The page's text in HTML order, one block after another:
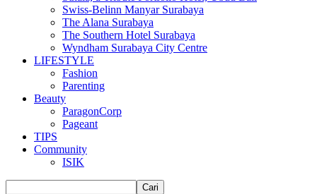
Swiss-Belinn Manyar Surabaya
The Alana Surabaya
The Southern Hotel Surabaya
Wyndham Surabaya City Centre
LIFESTYLE
Fashion
Parenting
Beauty
ParagonCorp
Pageant
TIPS
Community
ISIK